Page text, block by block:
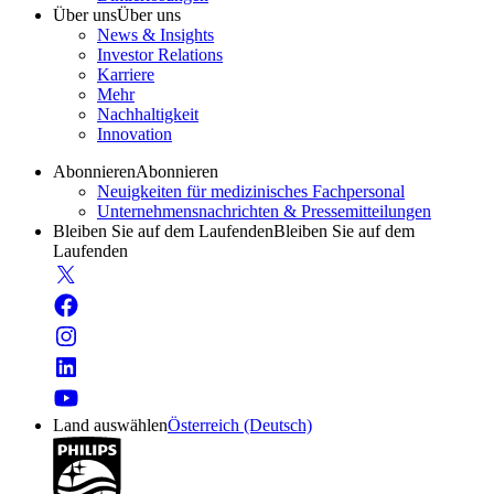
Über unsÜber uns
News & Insights
Investor Relations
Karriere
Mehr
Nachhaltigkeit
Innovation
AbonnierenAbonnieren
Neuigkeiten für medizinisches Fachpersonal
Unternehmensnachrichten & Pressemitteilungen
Bleiben Sie auf dem LaufendenBleiben Sie auf dem
Laufenden
Land auswählenÖsterreich (Deutsch)